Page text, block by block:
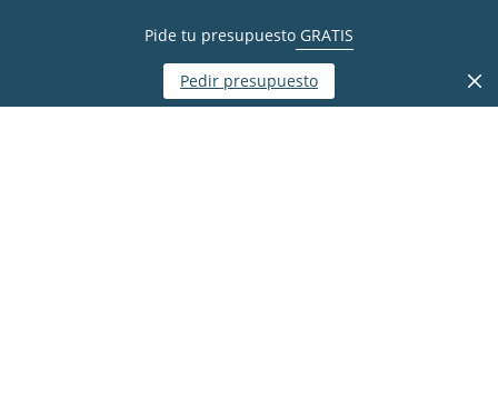
Pide tu presupuesto GRATIS
Pedir presupuesto